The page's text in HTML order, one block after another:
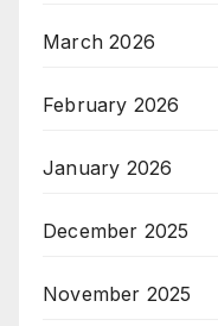
March 2026
February 2026
January 2026
December 2025
November 2025